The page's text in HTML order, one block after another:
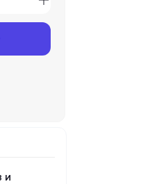
160.00
MDL
и